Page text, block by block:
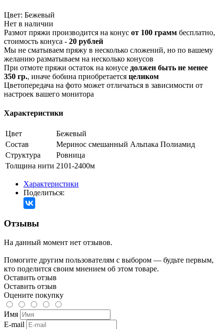
Цвет: Бежевый
Нет в наличии
Размот пряжи производится на конус от 100 грамм бесплатно,
стоимость конуса - 20 рублей
Мы не сматываем пряжу в несколько сложений, но по вашему
желанию разматываем на несколько конусов
При отмоте пряжи остаток на конусе должен быть не менее
350 гр., иначе бобина приобретается целиком
Цветопередача на фото может отличаться в зависимости от
настроек вашего монитора
Характеристики
Цвет
Бежевый
Состав
Меринос смешанный Альпака Полиамид
Структура
Ровница
Толщина нити 2101-2400м
Характеристики
Поделиться:
Отзывы
На данный момент нет отзывов.
Помогите другим пользователям с выбором — будьте первым,
кто поделится своим мнением об этом товаре.
Оставить отзыв
Оставить отзыв
Оцените покупку
Имя
E-mail